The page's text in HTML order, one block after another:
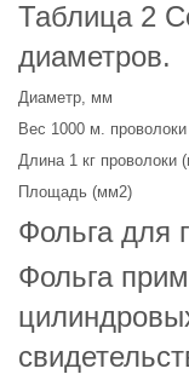
Таблица 2
диаметров.
Диаметр, мм
Вес 1000 м. проволоки
Длина 1 кг проволоки
Площадь (мм2)
Фольга для
Фольга